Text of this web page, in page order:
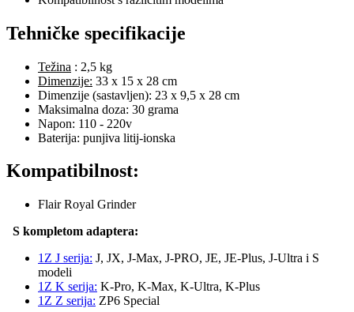
Tehničke specifikacije
Težina : 2,5 kg
Dimenzije: 33 x 15 x 28 cm
Dimenzije (sastavljen): 23 x 9,5 x 28 cm
Maksimalna doza: 30 grama
Napon: 110 - 220v
Baterija: punjiva litij-ionska
Kompatibilnost:
Flair Royal Grinder
S kompletom adaptera:
1Z J serija: J, JX, J-Max, J-PRO, JE, JE-Plus, J-Ultra i S
modeli
1Z K serija: K-Pro, K-Max, K-Ultra, K-Plus
1Z Z serija: ZP6 Special